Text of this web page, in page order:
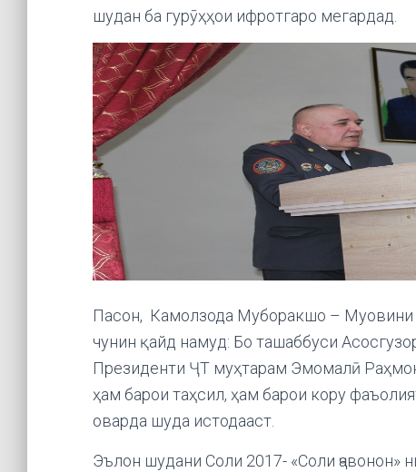
шудан ба гурӯҳҳои ифротгаро мегардад.
Пасон, Камолзода Муборакшо – Муовини
чунин қайд намуд: Бо ташаббуси
Президенти ҶТ муҳтарам Эмомалӣ
ҳам барои таҳсил, ҳам барои кору
оварда шуда истодааст.
Эълон шудани Соли 2017- «Соли ҷавонон»